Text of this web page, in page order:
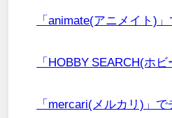
「animate(アニメイト)」
「HOBBY SEARCH(ホ
「mercari(メルカリ)」で